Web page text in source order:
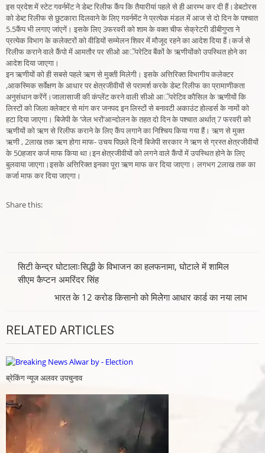
इस प्रदेश में स्टेट गवर्नमेंट ने डेब्ट रिलीफ कैंप कि तैयारीयां पहले से ही आरम्भ कर दी हैं।डेबटोरस
को डेब्ट रिलीफ से छुटकारा दिलवाने के लिए गवर्नमेंट ने प्रत्येक मंडल में आज से दो दिन के पश्चात
5.5कैंप भी लगाए जांएगें। इसके लिए 3फरवरी को शाम के वक्त चीफ सेक्रेटरी डीबीगुप्ता ने
प्रत्येक विभाग के कलेक्टरों को वीडियों सम्मेलन शिवर में मौजूद रहने का आदेश दिया हैं।कर्ज से
रिलीफ कराने वाले कैंपो में आमतौर पर सीओ आॅपरेटिव बैंकों के ऋणीयोंको उपस्थित होने का
आदेश दिया जाएगा।
इन ऋणीयों को ही सबसे पहले ऋण से मुक्ती मिलेगी। इसके अत्तिरिक्त विभागीय कलेक्टर
,आकस्मिक सर्वेक्षण के आधार पर क्षेत्रजीवीयों से परामर्श करके डेब्ट रिलीफ का प्रामाणीकता
अनुसंधान करेंगें।जालासाजी की कंप्लेंट करने वाली सीओ आॅपरेटिव कौसिल के ऋणीयों कि
लिस्टों को जिला क्लेक्टर से मांग कर जनपद इन लिस्टों से बनावटी अकाउंट होल्डर्स के नामों को
हटा दिया जाएगा। बिजेपी के ‘जेल भरों’आन्दोलन के तहत दो दिन के पश्चात अर्थात् 7 फरवरी को
ऋणीयों को ऋण से रिलीफ कराने के लिए कैंप लगाने का निश्चिय किया गया हैं। ऋण से मुक्त
ऋणी , 2लाख तक ऋण होगा माफ- उचय पिछले दिनों बिजेपी सरकार ने ऋण से ग्रस्त क्षेत्रजीवीयों
के 50हजार कर्ज माफ किया था।इन क्षेत्रजीवीयों को लगने वाले कैंपों में उपस्थित होने के लिए
बुलवाया जाएगा।इसके अत्तिरिक्त इनका पूरा ऋण माफ कर दिया जाएगा। लगभग 2लाख तक का
कर्जा माफ कर दिया जाएगा।
Share this:
Post
navigation
सिटी केन्द्र घोटालाःसिद्धी के विभाजन का हलफनामा, घोटाले में शामिल
सीएम कैप्टन अमरिंदर सिंह
भारत के 12 करोड किसानो को मिलेेगा आधार कार्ड का नया लाभ
RELATED ARTICLES
ब्रेकिंग न्यूज अलवर उपचुनाव